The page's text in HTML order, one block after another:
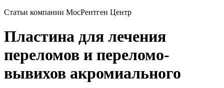
Статьи компании МосРентген Центр
Пластина для лечения
переломов и переломо-
вывихов акромиального